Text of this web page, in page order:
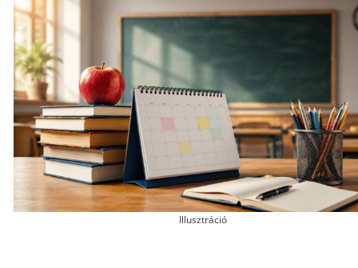
Illusztráció